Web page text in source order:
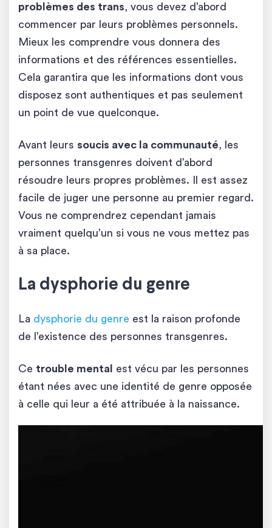
problèmes des trans, vous devez d’abord
commencer par leurs problèmes personnels.
Mieux les comprendre vous donnera des
informations et des références essentielles.
Cela garantira que les informations dont vous
disposez sont authentiques et pas seulement
un point de vue quelconque.
Avant leurs soucis avec la communauté, les
personnes transgenres doivent d’abord
résoudre leurs propres problèmes. Il est assez
facile de juger une personne au premier regard.
Vous ne comprendrez cependant jamais
vraiment quelqu’un si vous ne vous mettez pas
à sa place.
La dysphorie du genre
La dysphorie du genre est la raison profonde
de l’existence des personnes transgenres.
Ce trouble mental
est vécu par les personnes
étant nées avec une identité de genre opposée
à celle qui leur a été attribuée à la naissance.